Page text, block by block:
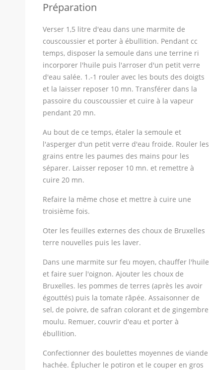
Préparation
Verser 1,5 litre d'eau dans une marmite de
couscoussier et porter à ébullition. Pendant cc
temps, disposer la semoule dans une terrine ri
incorporer l'huile puis l'arroser d'un petit verre
d'eau salée. 1.-1 rouler avec les bouts des doigts
et la laisser reposer 10 mn. Transférer dans la
passoire du couscoussier et cuire à la vapeur
pendant 20 mn.
Au bout de ce temps, étaler la semoule et
l'asperger d'un petit verre d'eau froide. Rouler les
grains entre les paumes des mains pour les
séparer. Laisser reposer 10 mn. et remettre à
cuire 20 mn.
Refaire la même chose et mettre à cuire une
troisième fois.
Oter les feuilles externes des choux de Bruxelles
terre nouvelles puis les laver.
Dans une marmite sur feu moyen, chauffer l'huile
et faire suer l'oignon. Ajouter les choux de
Bruxelles. les pommes de terres (après les avoir
égouttés) puis la tomate râpée. Assaisonner de
sel, de poivre, de safran colorant et de gingembre
moulu. Remuer, couvrir d'eau et porter à
ébullition.
Confectionner des boulettes moyennes de viande
hachée. Éplucher le potiron et le couper en gros